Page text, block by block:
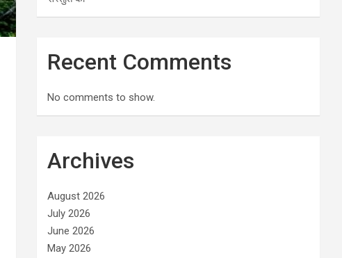
Recent Comments
No comments to show.
Archives
August 2026
July 2026
June 2026
May 2026